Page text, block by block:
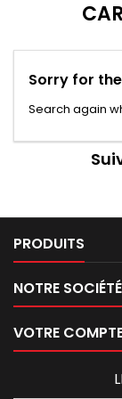
Sorry for
Search again
PRODUITS
NOTRE SOCIÉTÉ
VOTRE